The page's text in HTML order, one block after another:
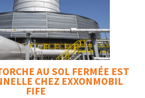
AU SOL FERMÉE EST
CHEZ EXXONMOBIL
FIFE